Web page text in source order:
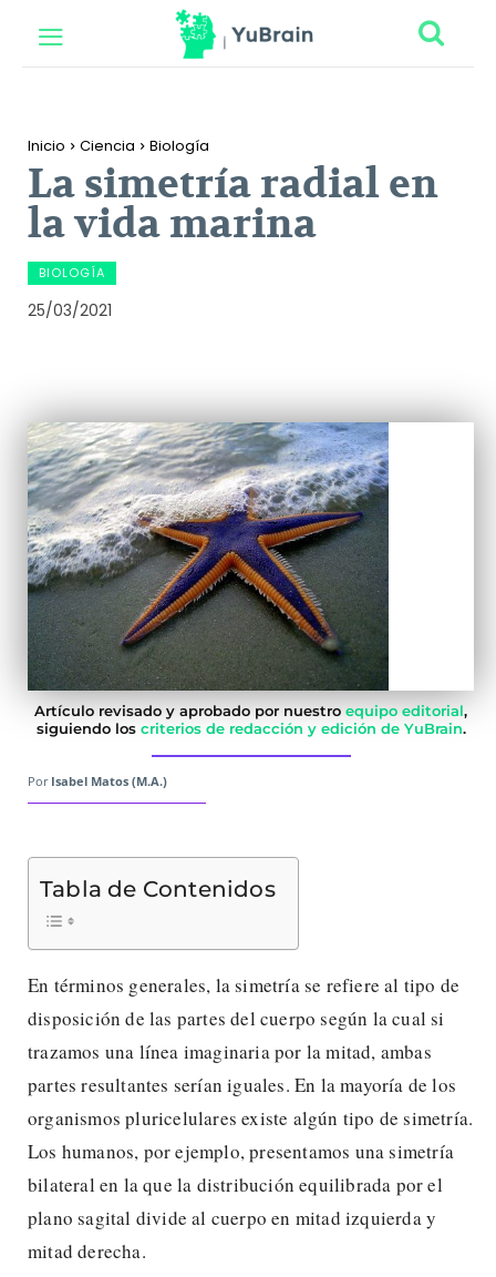
Inicio Ciencia Biología
La simetría radial en
la vida marina
BIOLOGÍA
25/03/2021
Artículo revisado y aprobado por nuestro equipo editorial,
siguiendo los criterios de redacción y edición de YuBrain.
Por Isabel Matos (M.A.)
Tabla de Contenidos
En términos generales, la simetría se refiere al tipo de
disposición de las partes del cuerpo según la cual si
trazamos una línea imaginaria por la mitad, ambas
partes resultantes serían iguales. En la mayoría de los
organismos pluricelulares existe algún tipo de simetría.
Los humanos, por ejemplo, presentamos una simetría
bilateral en la que la distribución equilibrada por el
plano sagital divide al cuerpo en mitad izquierda y
mitad derecha.